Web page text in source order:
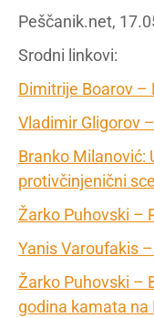
Peščanik.net,
Srodni linkovi:
Dimitrije Boarov –
Vladimir Gligorov
Branko Milanović:
protivčinjenični
Žarko Puhovski –
Yanis Varoufakis
Žarko Puhovski –
godina kamata na